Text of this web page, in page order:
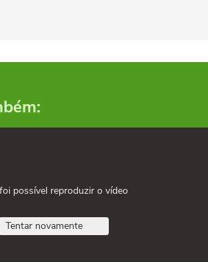
possível reproduzir o vídeo
Tentar novamente